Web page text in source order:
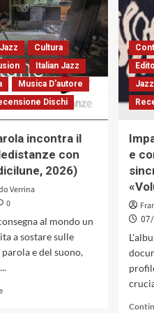
Cultura
Italian Jazz
Musica D'autore
Dischi
incontra il
con
2026)
Verrina
0
al mondo un
a sostare sulle
e del suono,
Leggi
Jazz
e